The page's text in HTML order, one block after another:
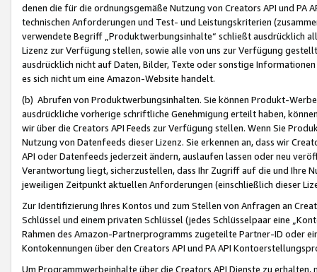
denen die für die ordnungsgemäße Nutzung von Creators API und PA
technischen Anforderungen und Test- und Leistungskriterien
verwendete Begriff „Produktwerbungsinhalte“ schließt ausdrücklich
Lizenz zur Verfügung stellen, sowie alle von uns zur Verfügung
ausdrücklich nicht auf Daten, Bilder, Texte oder sonstige
es sich nicht um eine Amazon-Website handelt.
(b) Abrufen von Produktwerbungsinhalten. Sie können Produkt-
ausdrückliche vorherige schriftliche Genehmigung erteilt haben,
wir über die Creators API Feeds zur Verfügung stellen. Wenn Sie
Nutzung von Datenfeeds dieser Lizenz. Sie erkennen an, dass wir
API oder Datenfeeds jederzeit ändern, auslaufen lassen oder neu
Verantwortung liegt, sicherzustellen, dass Ihr Zugriff auf die und Ihre
jeweiligen Zeitpunkt aktuellen Anforderungen (einschließlich dieser
Zur Identifizierung Ihres Kontos und zum Stellen von Anfragen an
Schlüssel und einem privaten Schlüssel (jedes Schlüsselpaar eine
Rahmen des Amazon-Partnerprogramms zugeteilte Partner-ID oder
Kontokennungen über den Creators API und PA API
Um Programmwerbeinhalte über die Creators API Dienste zu